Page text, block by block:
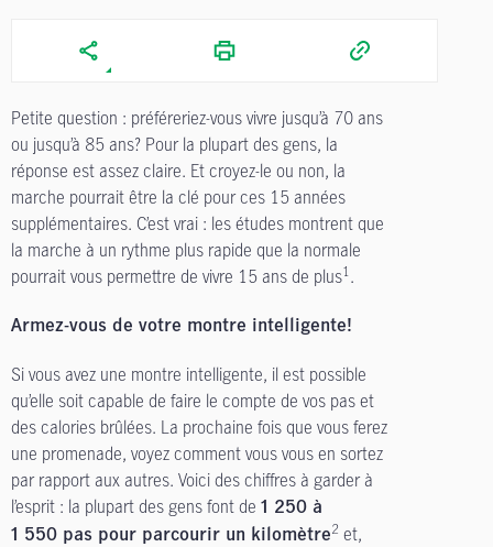
Petite question : préféreriez-vous vivre jusqu’à 70 ans
ou jusqu’à 85 ans? Pour la plupart des gens, la
réponse est assez claire. Et croyez-le ou non, la
marche pourrait être la clé pour ces 15 années
supplémentaires. C’est vrai : les études montrent que
la marche à un rythme plus rapide que la normale
pourrait vous permettre de vivre 15 ans de plus1 .
Armez-vous de votre montre intelligente!
Si vous avez une montre intelligente, il est possible
qu’elle soit capable de faire le compte de vos pas et
des calories brûlées. La prochaine fois que vous ferez
une promenade, voyez comment vous vous en sortez
par rapport aux autres. Voici des chiffres à garder à
l’esprit : la plupart des gens font de 1 250 à
1 550 pas pour parcourir un kilomètre2 et,